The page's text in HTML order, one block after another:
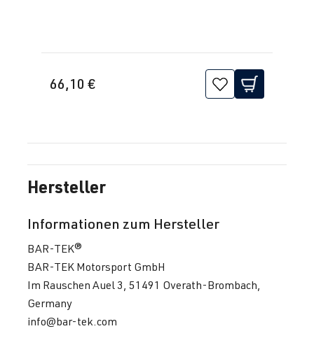
66,10 €
Hersteller
Informationen zum Hersteller
BAR-TEK®
BAR-TEK Motorsport GmbH
Im Rauschen Auel 3, 51491 Overath-Brombach,
Germany
info@bar-tek.com